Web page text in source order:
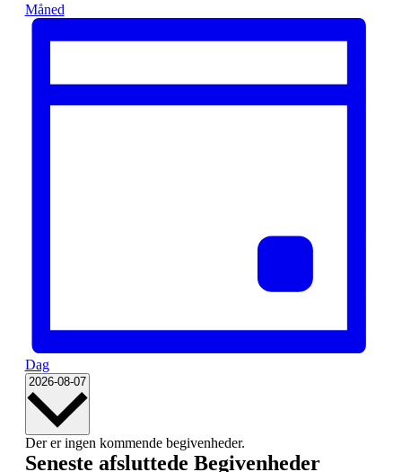
Måned
Dag
2026-08-07 Vælg
Kalender
Der er ingen kommende begivenheder.
Seneste afsluttede Begivenheder